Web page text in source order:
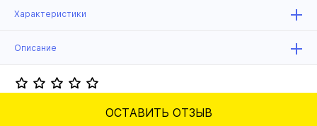
Характеристики
Описание
ОСТАВИТЬ ОТЗЫВ